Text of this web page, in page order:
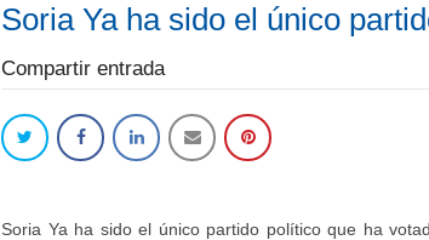
Soria Ya ha sido el único
Compartir entrada
Soria Ya ha sido el único partido político que ha